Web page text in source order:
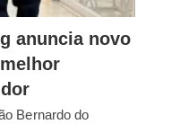
anuncia novo
Bernardo do